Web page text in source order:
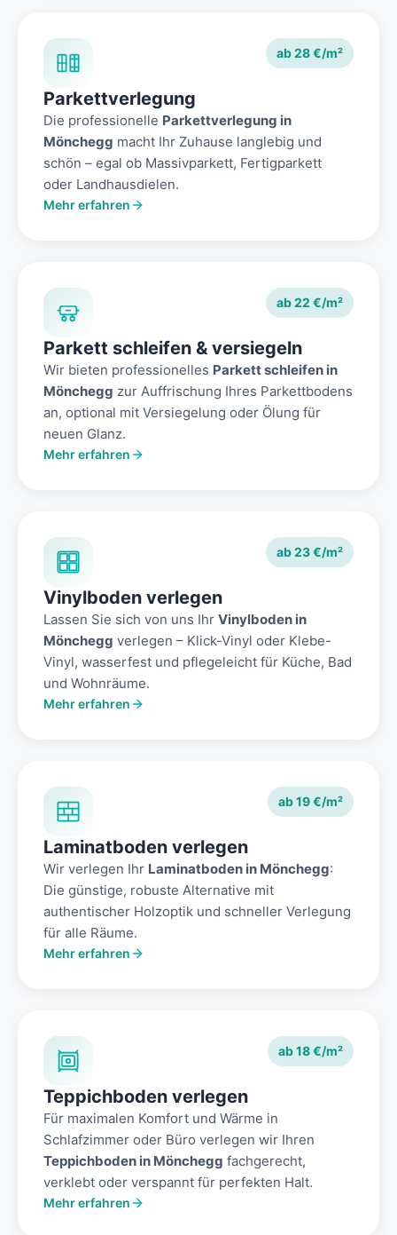
ab 28 €/m²
Parkettverlegung
Die professionelle Parkettverlegung in
Mönchegg macht Ihr Zuhause langlebig und
schön – egal ob Massivparkett, Fertigparkett
oder Landhausdielen.
Mehr erfahren
ab 22 €/m²
Parkett schleifen & versiegeln
Wir bieten professionelles Parkett schleifen in
Mönchegg zur Auffrischung Ihres Parkettbodens
an, optional mit Versiegelung oder Ölung für
neuen Glanz.
Mehr erfahren
ab 23 €/m²
Vinylboden verlegen
Lassen Sie sich von uns Ihr Vinylboden in
Mönchegg verlegen – Klick-Vinyl oder Klebe-
Vinyl, wasserfest und pflegeleicht für Küche, Bad
und Wohnräume.
Mehr erfahren
ab 19 €/m²
Laminatboden verlegen
Wir verlegen Ihr Laminatboden in Mönchegg:
Die günstige, robuste Alternative mit
authentischer Holzoptik und schneller Verlegung
für alle Räume.
Mehr erfahren
ab 18 €/m²
Teppichboden verlegen
Für maximalen Komfort und Wärme in
Schlafzimmer oder Büro verlegen wir Ihren
Teppichboden in Mönchegg fachgerecht,
verklebt oder verspannt für perfekten Halt.
Mehr erfahren